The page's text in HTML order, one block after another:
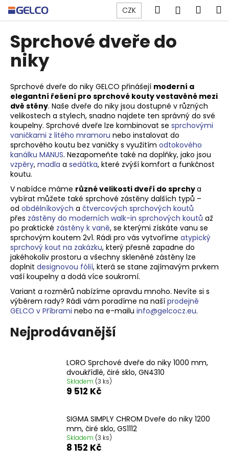
Přejít
na
obsah
CZK Hledat
Sprchové dveře do
niky
Sprchové dveře do niky GELCO přinášejí moderní a
elegantní řešení pro sprchové kouty vestavěné mezi
dvě stěny. Naše dveře do niky jsou dostupné v různých
velikostech a stylech, snadno najdete ten správný do své
koupelny. Sprchové dveře lze kombinovat se sprchovými
vaničkami z litého mramoru nebo instalovat do
sprchového koutu bez vaničky s využitím odtokového
kanálku MANUS. Nezapomeňte také na doplňky, jako jsou
vzpěry, madla a sedátka, které zvýší komfort a funkčnost
koutu.
V nabídce máme různé velikosti dveří do sprchya
vybírat můžete také sprchové zástěny dalších typů –
od obdélníkových a čtvercových sprchových koutů
přes zástěny do moderních walk-in sprchových koutů až
po praktické zástěny k vaně, se kterými získáte vanu se
sprchovým koutem 2v1. Rádi pro vás vytvoříme atypický
sprchový kout na zakázku, který přesně zapadne do
jakéhokoliv prostoru a všechny skleněné zástěny lze
doplnit designovou fólií, která se stane zajímavým prvkem
vaší koupelny a dodá více soukromí.
Variant a rozměrů nabízíme opravdu mnoho. Nevíte si s
výběrem rady? Rádi vám poradíme na naší prodejně
GELCO v Příbrami nebo na e-mailu info@gelcocz.eu.
Nejprodávanější
LORO Sprchové dveře do niky 1000 mm,
dvoukřídlé, čiré sklo, GN4310
Skladem (3 ks)
9 512 Kč
SIGMA SIMPLY CHROM Dveře do niky 1200
mm, čiré sklo, GS1112
Skladem (3 ks)
8 152 Kč
o
C
o
p
o
t
ř
e
b
u
j
e
t
e
n
a
j
í
t
?